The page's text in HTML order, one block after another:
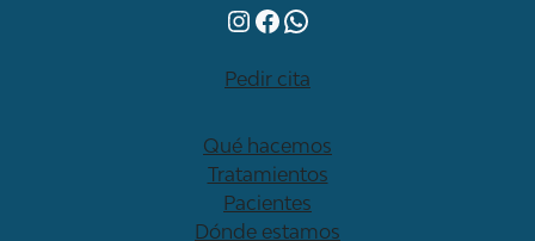
Instagram
Facebook
WhatsApp
Pedir cita
Qué hacemos
Tratamientos
Pacientes
Dónde estamos